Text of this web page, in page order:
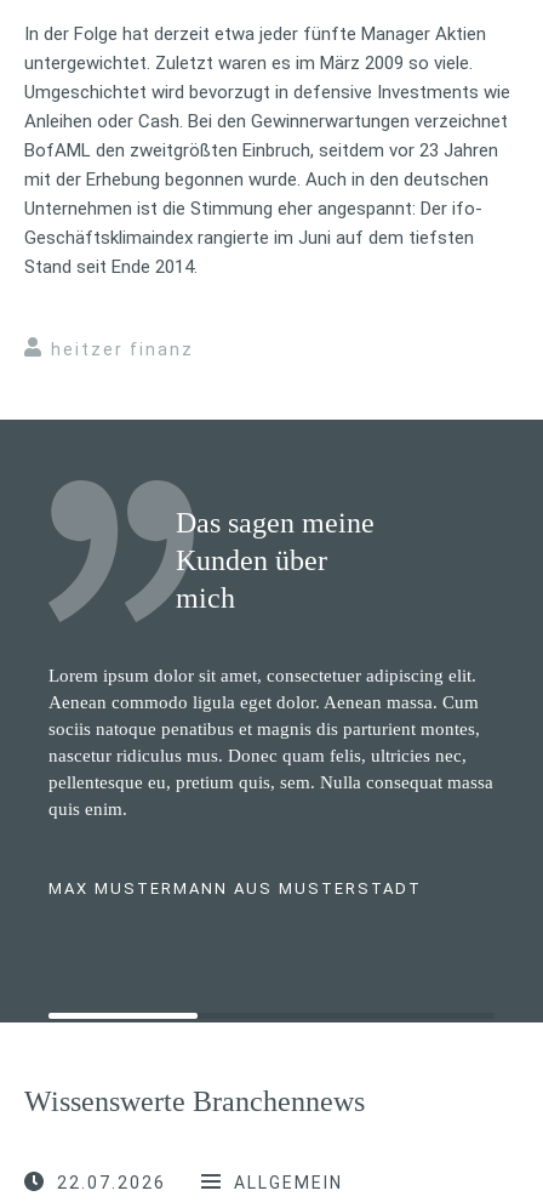
In der Folge hat derzeit etwa jeder fünfte Manager Aktien
untergewichtet. Zuletzt waren es im März 2009 so viele.
Umgeschichtet wird bevorzugt in defensive Investments wie
Anleihen oder Cash. Bei den Gewinnerwartungen verzeichnet
BofAML den zweitgrößten Einbruch, seitdem vor 23 Jahren
mit der Erhebung begonnen wurde. Auch in den deutschen
Unternehmen ist die Stimmung eher angespannt: Der ifo-
Geschäftsklimaindex rangierte im Juni auf dem tiefsten
Stand seit Ende 2014.
heitzer finanz
Das sagen meine
Kunden über
mich
Lorem ipsum dolor sit amet, consectetuer adipiscing elit.
Aenean commodo ligula eget dolor. Aenean massa. Cum
sociis natoque penatibus et magnis dis parturient montes,
nascetur ridiculus mus. Donec quam felis, ultricies nec,
pellentesque eu, pretium quis, sem. Nulla consequat massa
quis enim.
MAX MUSTERMANN AUS MUSTERSTADT
Wissenswerte Branchennews
22.07.2026 ALLGEMEIN